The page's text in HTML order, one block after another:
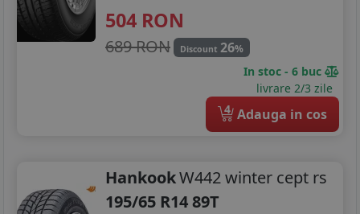
504 RON
689 RON Discount 26%
In stoc - 6 buc
livrare 2/3 zile
4 Adauga in cos
HankookW442 winter cept rs
195/65 R14 89T